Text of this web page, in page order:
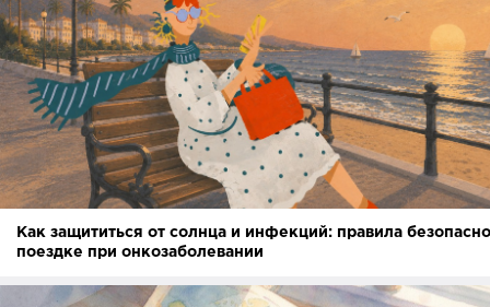
Как защититься от солнца и инфекций: правила
поездке при онкозаболевании